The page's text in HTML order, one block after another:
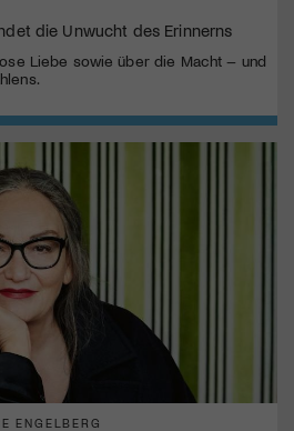
die Unwucht des Erinnerns
Liebe sowie über die Macht – und
ENGELBERG